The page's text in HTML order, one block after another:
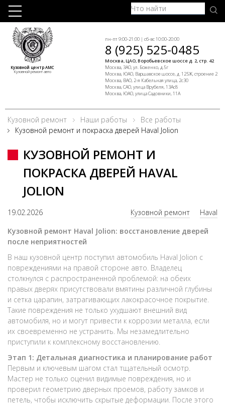
Кузовной центр АМС
Кузовной ремонт авто
пн-пт 9:00-21:00 | сб-вс 10:00-20:00
8 (925) 525-0485
Москва, ЦАО, Воробьевское шоссе д. 2, стр. 42
Москва, ЗАО, ул. Боженко, д.5г
Москва, ЮАО, Варшавское шоссе, д. 125Ж, строение 2
Москва, ВАО, 2-я Кабельная улица, 2с30
Москва, САО, улица Врубеля, 13Ас8
Москва, ЮАО, улица Садовники, 11А
Кузовной ремонт Наши работы
Все работы
Кузовной ремонт и покраска дверей Haval Jolion
КУЗОВНОЙ РЕМОНТ И
ПОКРАСКА ДВЕРЕЙ HAVAL
JOLION
19.02.2026 Кузовной ремонт
Haval
Кузовной ремонт Haval Jolion: восстановление дверей
после неприятностей
В наш кузовной центр поступил автомобиль Haval Jolion с
повреждениями на правой стороне авто. Владелец
столкнулся с распространенной проблемой: на обеих
правых дверях присутствовали вмятины различной глубины
и сетка царапин, затрагивающих лакокрасочное покрытие.
Такие повреждения не только ухудшают внешний вид
автомобиля, но и могут привести к коррозии металла, если
их своевременно не устранить. Мы незамедлительно
приступили к комплексному восстановлению.
Этап 1: Детальная диагностика и планирование работ
Первым и ключевым шагом стал тщательный осмотр.
Мастер не только оценил видимые повреждения, но и
проверил геометрию дверных проемов, работу замков и
петель, чтобы исключить скрытые деформации. После этого